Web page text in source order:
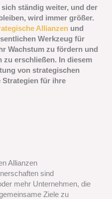
ständig weiter, und der
wird immer größer.
Allianzen und
Werkzeug für
Wachstum zu fördern und
zu erschließen. In diesem
von strategischen
Strategien für ihre
Allianzen
sind
mehr Unternehmen, die
Ziele zu